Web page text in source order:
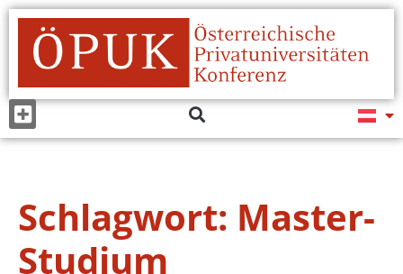
Schlagwort: Master-
Studium